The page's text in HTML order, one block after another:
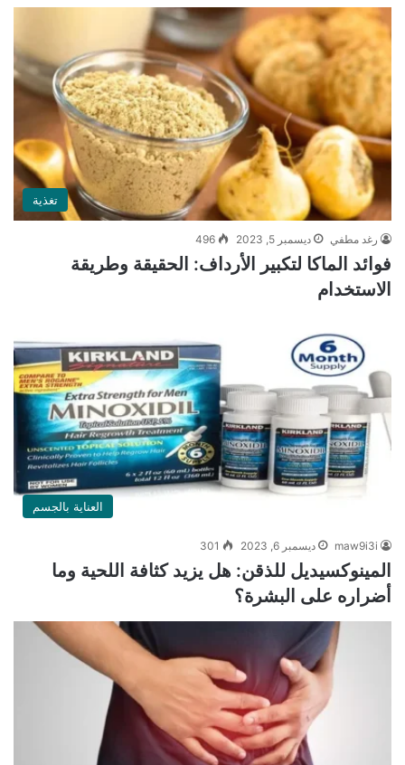
تغذية
رغد مطفي ديسمبر 5, 2023 496
فوائد الماكا لتكبير الأرداف: الحقيقة وطريقة
الاستخدام
العناية بالجسم
maw9i3i ديسمبر 6, 2023 301
المينوكسيديل للذقن: هل يزيد كثافة اللحية وما
أضراره على البشرة؟